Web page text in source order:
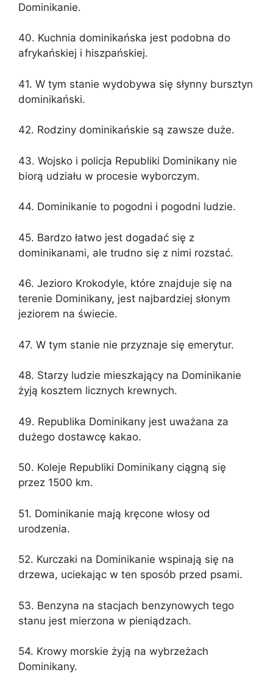
Dominikanie.
40. Kuchnia dominikańska jest podobna do
afrykańskiej i hiszpańskiej.
41. W tym stanie wydobywa się słynny bursztyn
dominikański.
42. Rodziny dominikańskie są zawsze duże.
43. Wojsko i policja Republiki Dominikany nie
biorą udziału w procesie wyborczym.
44. Dominikanie to pogodni i pogodni ludzie.
45. Bardzo łatwo jest dogadać się z
dominikanami, ale trudno się z nimi rozstać.
46. ​​Jezioro Krokodyle, które znajduje się na
terenie Dominikany, jest najbardziej słonym
jeziorem na świecie.
47. W tym stanie nie przyznaje się emerytur.
48. Starzy ludzie mieszkający na Dominikanie
żyją kosztem licznych krewnych.
49. Republika Dominikany jest uważana za
dużego dostawcę kakao.
50. Koleje Republiki Dominikany ciągną się
przez 1500 km.
51. Dominikanie mają kręcone włosy od
urodzenia.
52. Kurczaki na Dominikanie wspinają się na
drzewa, uciekając w ten sposób przed psami.
53. Benzyna na stacjach benzynowych tego
stanu jest mierzona w pieniądzach.
54. Krowy morskie żyją na wybrzeżach
Dominikany.